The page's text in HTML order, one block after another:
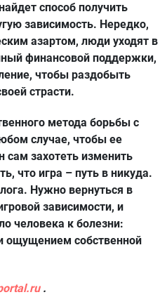
способ получить
зависимость. Нередко,
азартом, люди уходят в
финансовой поддержки,
чтобы раздобыть
страсти.
метода борьбы с
случае, чтобы ее
сам захотеть изменить
что игра – путь в никуда.
Нужно вернуться в
зависимости, и
человека к болезни:
ощущением собственной
.